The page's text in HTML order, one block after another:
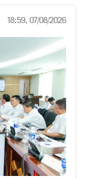
18:59, 07/08/2026